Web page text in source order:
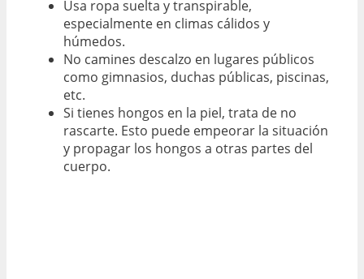
Usa ropa suelta y transpirable,
especialmente en climas cálidos y
húmedos.
No camines descalzo en lugares públicos
como gimnasios, duchas públicas, piscinas,
etc.
Si tienes hongos en la piel, trata de no
rascarte. Esto puede empeorar la situación
y propagar los hongos a otras partes del
cuerpo.